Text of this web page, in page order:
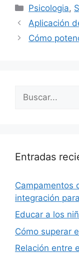
Categorías
Psicologia,
Aplicación
Cómo
Entradas
Campamentos
integración
Educar a los
Cómo superar
Relación entre